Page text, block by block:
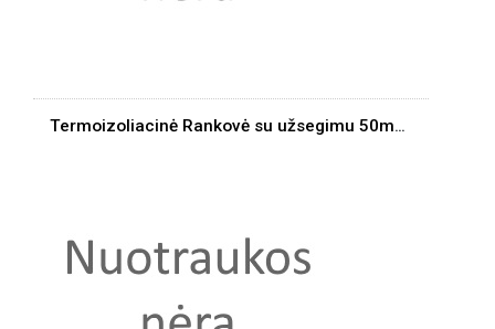
Termoizoliacinė Rankovė su užsegimu 50mm/1m 250C